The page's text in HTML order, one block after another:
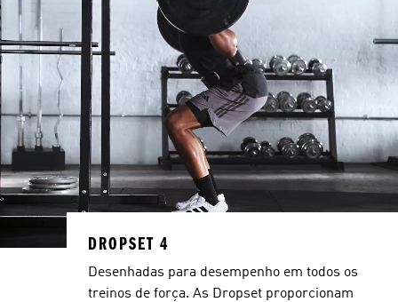
DROPSET 4
Desenhadas para desempenho em todos os
treinos de força. As Dropset proporcionam